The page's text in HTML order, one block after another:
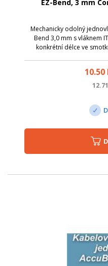
EZ-Bend, 3 mm
Mechanicky odolný
Bend 3,0 mm s vláknem
konkrétní délce ve
10.50
12.71